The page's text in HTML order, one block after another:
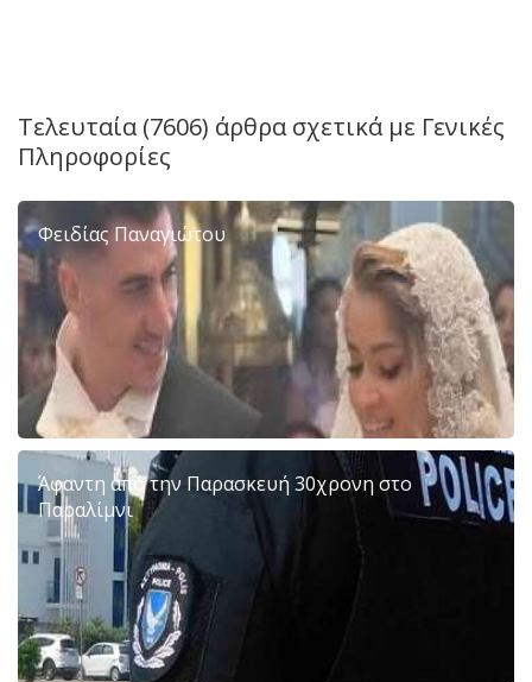
Τελευταία (7606) άρθρα σχετικά με Γενικές
Πληροφορίες
Φειδίας Παναγιώτου
Άφαντη από την Παρασκευή 30χρονη στο
Παραλίμνι